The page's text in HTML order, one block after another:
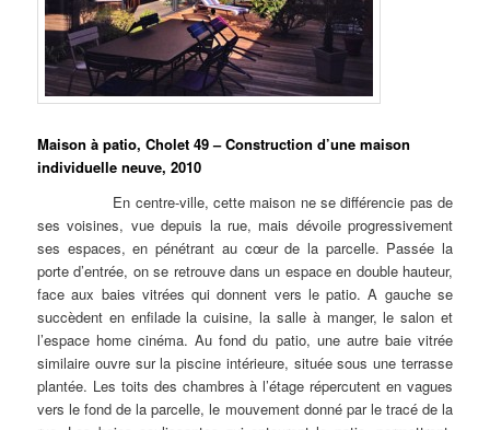
Maison à patio, Cholet 49 – Construction d’une maison
individuelle neuve, 2010
En centre-ville, cette maison ne se différencie pas de
ses voisines, vue depuis la rue, mais dévoile progressivement
ses espaces, en pénétrant au cœur de la parcelle. Passée la
porte d’entrée, on se retrouve dans un espace en double hauteur,
face aux baies vitrées qui donnent vers le patio. A gauche se
succèdent en enfilade la cuisine, la salle à manger, le salon et
l’espace home cinéma. Au fond du patio, une autre baie vitrée
similaire ouvre sur la piscine intérieure, située sous une terrasse
plantée. Les toits des chambres à l’étage répercutent en vagues
vers le fond de la parcelle, le mouvement donné par le tracé de la